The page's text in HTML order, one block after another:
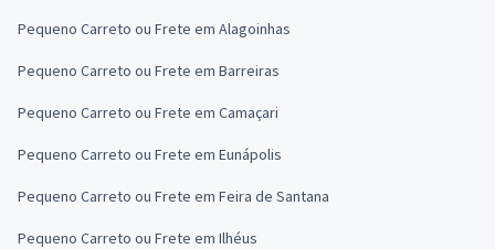
Pequeno Carreto ou Frete em Alagoinhas
Pequeno Carreto ou Frete em Barreiras
Pequeno Carreto ou Frete em Camaçari
Pequeno Carreto ou Frete em Eunápolis
Pequeno Carreto ou Frete em Feira de Santana
Pequeno Carreto ou Frete em Ilhéus